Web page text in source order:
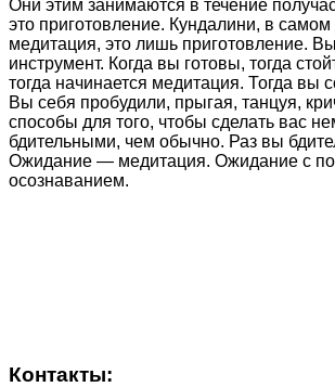
Они этим занимаются в течение
это приготовление. Кундалини, в самом
медитация, это лишь приготовление.
инструмент. Когда вы готовы, тогда
тогда начинается медитация. Тогда вы
Вы себя пробудили, прыгая, танцуя,
способы для того, чтобы сделать вас
бдительными, чем обычно. Раз вы
Ожидание — медитация. Ожидание с
осознаванием.
Контакты: